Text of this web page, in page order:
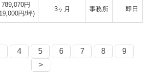
789,070円
円/坪)
3ヶ月 事務所 即日
4 5 6 7 8
9
>